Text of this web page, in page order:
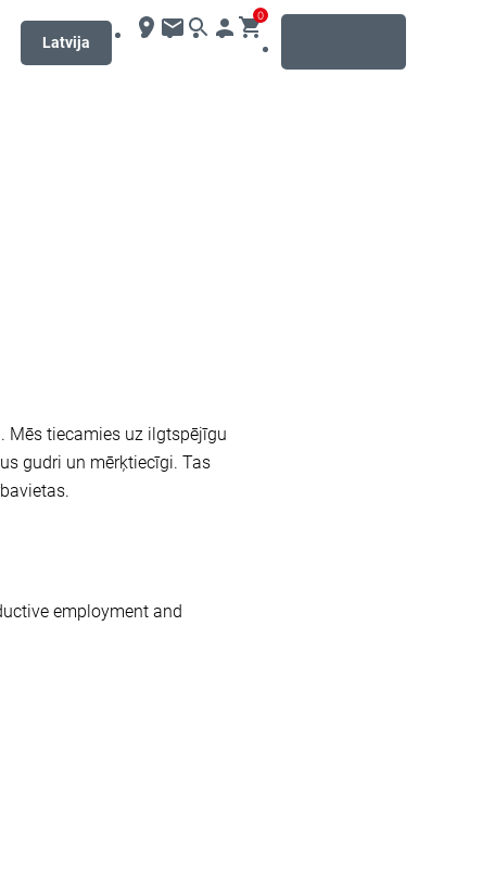
Latvija
0
Mēs tiecamies uz ilgtspējīgu
gudri un mērķtiecīgi. Tas
employment and